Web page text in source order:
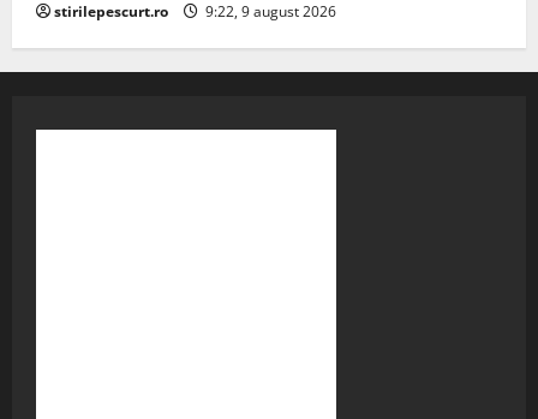
stirilepescurt.ro 9:22, 9 august 2026